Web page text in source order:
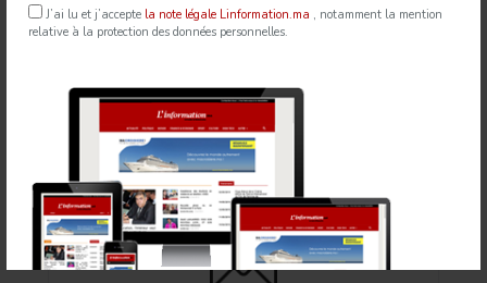
J’ai lu et j’accepte la note légale Linformation.ma , notamment la mention
relative à la protection des données personnelles.
Africaines
mapexpress.ma 21 Jul 2026